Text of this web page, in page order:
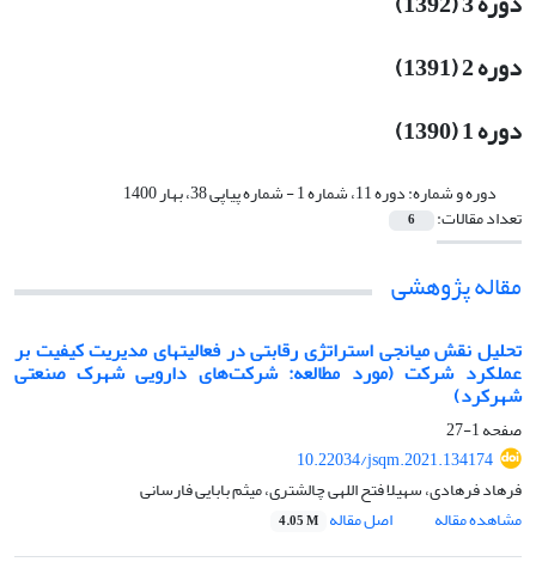
دوره 2 (1391)
دوره 1 (1390)
دوره و شماره:دوره 11، شماره 1 - شماره پیاپی 38، بهار 1400
تعداد مقالات: 6
مقاله پژوهشی
تحلیل نقش میانجی استراتژی رقابتی در فعالیتهای مدیریت کیفیت بر
عملکرد شرکت (مورد مطالعه: شرکت‌های دارویی شهرک صنعتی
شهرکرد)
صفحه1-27
10.22034/jsqm.2021.134174
فرهاد فرهادی، سهیلا فتح اللهی چالشتری، میثم بابایی فارسانی
مشاهده مقاله
اصل مقاله 4.05 M